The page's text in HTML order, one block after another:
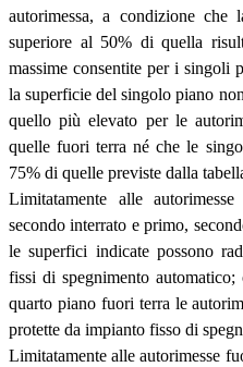
autorimessa, a condizione che
superiore al 50% di quella
massime consentite per i singoli
la superficie del singolo piano
quello più elevato per le
quelle fuori terra né che le
75% di quelle previste dalla
Limitatamente alle
secondo interrato e primo,
le superfici indicate possono
fissi di spegnimento
quarto piano fuori terra le
protette da impianto fisso di
Limitatamente alle autorimesse